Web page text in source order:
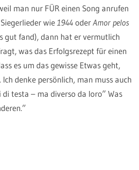
man nur FÜR einen Song anrufen
wie1944oderAmor pelos
gut fand), dann hat er vermutlich
was das Erfolgsrezept für einen
es um das gewisse Etwas geht,
denke persönlich, man muss auch
testa – ma diverso da loro” Was